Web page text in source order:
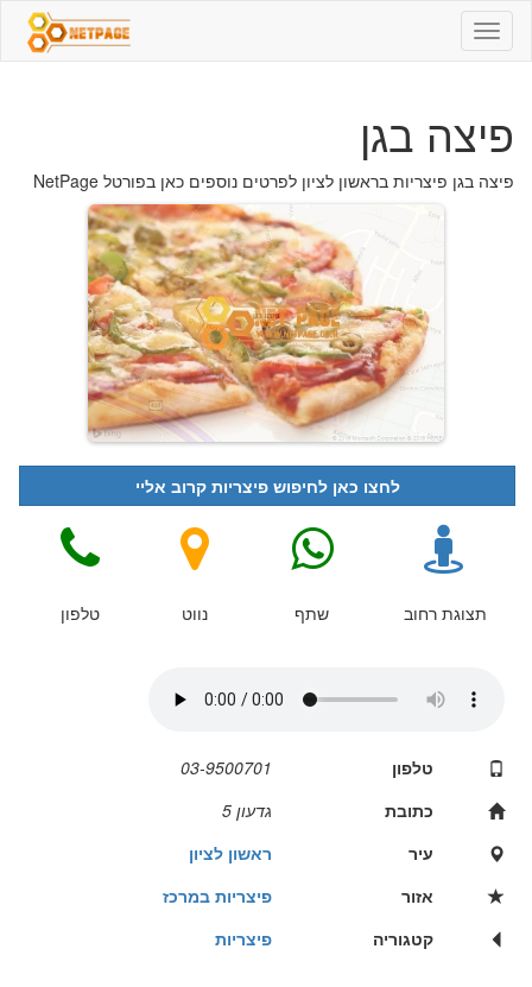
פיצה
בגן
9500701
פיצריות
פיצה בגן
פיצה בגן פיצריות בראשון לציון לפרטים נוספים כאן בפורטל NetPage
לחצו כאן לחיפוש פיצריות קרוב אליי
תצוגת רחוב שתף נווט טלפון
טלפון
03-9500701
כתובת
גדעון 5
עיר
ראשון לציון
אזור
פיצריות במרכז
קטגוריה
פיצריות